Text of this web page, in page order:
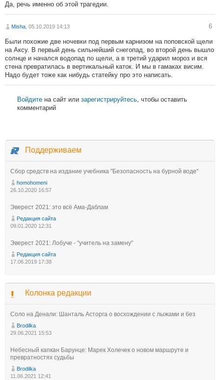
Да, речь именно об этой трагедии.
Misha , 05.10.2019 14:13 6
Были похожие две ночевки под первым карнизом на поповской щели
на Аксу. В первый день сильнейший снегопад, во второй день вышло
солнце и начался водопад по щели, а в третий ударил мороз и вся
стена превратилась в вертикальный каток. И мы в гамаках висим.
Надо будет тоже как нибудь статейку про это написать.
Войдите на сайт или зарегистрируйтесь, чтобы оставить
комментарий
Поддерживаем
Сбор средств на издание учебника "Безопасность на бурной воде"
homohomeni
26.10.2020 16:57
Эверест 2021: это всё Ама-Даблам
Редакция сайта
09.01.2020 12:31
Эверест 2021: Лобуче - "учитель на замену"
Редакция сайта
17.06.2019 17:38
Колонка редакции
Соло на Денали: Шанталь Асторга о восхождении с лыжами и без
Brodilka
29.06.2021 15:53
Небесный капкан Барунце: Марек Холечек о новом маршруте и
превратностях судьбы
Brodilka
11.06.2021 12:41